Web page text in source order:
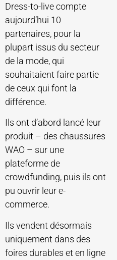
Dress-to-live compte
aujourd’hui 10
partenaires, pour la
plupart issus du secteur
de la mode, qui
souhaitaient faire partie
de ceux qui font la
différence.
Ils ont d’abord lancé leur
produit – des chaussures
WAO – sur une
plateforme de
crowdfunding, puis ils ont
pu ouvrir leur e-
commerce.
Ils vendent désormais
uniquement dans des
foires durables et en ligne